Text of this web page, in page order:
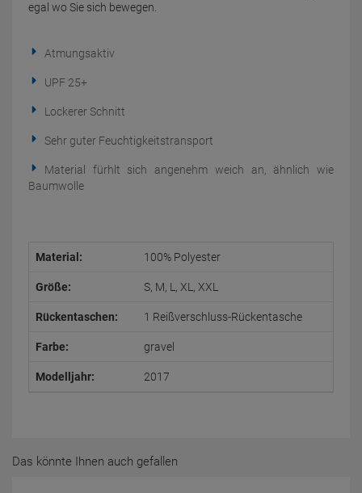
egal wo Sie sich bewegen.
Atmungsaktiv
UPF 25+
Lockerer Schnitt
Sehr guter Feuchtigkeitstransport
Material fürhlt sich angenehm weich an, ähnlich wie
Baumwolle
Material: 100% Polyester
Größe: S, M, L, XL, XXL
Rückentaschen: 1 Reißverschluss-Rückentasche
Farbe: gravel
Modelljahr: 2017
Das könnte Ihnen auch gefallen